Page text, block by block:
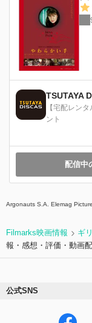
TSUTAYA
【宅配レン
ント
配信中
Argonauts S.A. Elemag
Filmarks映画情報 ギ
報・感想・評価・動画
公式SNS